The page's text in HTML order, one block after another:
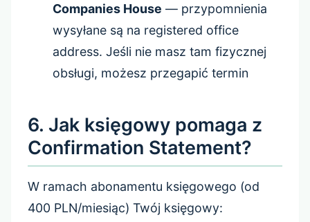
Companies House — przypomnienia
wysyłane są na registered office
address. Jeśli nie masz tam fizycznej
obsługi, możesz przegapić termin
6. Jak księgowy pomaga z
Confirmation Statement?
W ramach abonamentu księgowego (od
400 PLN/miesiąc) Twój księgowy: